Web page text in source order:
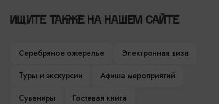
ИЩИТЕ ТАКЖЕ НА НАШЕМ САЙТЕ
Серебряное ожерелье
Электронная виза
Туры и экскурсии
Афиша мероприятий
Сувениры
Гостевая книга